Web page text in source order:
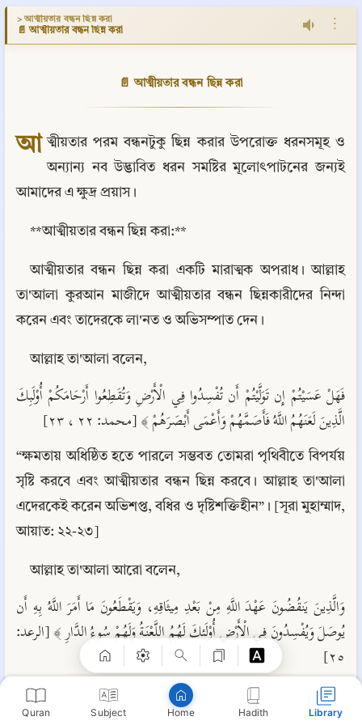
Quran Subject Home Hadith Library
> আত্মীয়তার বন্ধন ছিন্ন করা
📄 আত্মীয়তার বন্ধন ছিন্ন করা ⋮
📄 আত্মীয়তার বন্ধন ছিন্ন করা
আ ত্মীয়তার পরম বন্ধনটুকু ছিন্ন করার উপরোক্ত ধরনসমূহ ও
অন্যান্য নব উদ্ভাবিত ধরন সমষ্টির মূলোৎপাটনের জন্যই
আমাদের এ ক্ষুদ্র প্রয়াস।
**আত্মীয়তার বন্ধন ছিন্ন করা:**
আত্মীয়তার বন্ধন ছিন্ন করা একটি মারাত্মক অপরাধ। আল্লাহ
তা'আলা কুরআন মাজীদে আত্মীয়তার বন্ধন ছিন্নকারীদের নিন্দা
করেন এবং তাদেরকে লা'নত ও অভিসম্পাত দেন।
আল্লাহ তা'আলা বলেন,
الَّذِينَ لَعَنَهُمُ اللَّهُ فَأَصَمَّهُمْ وَأَعْمَى أَبْصَرَهُمْ ﴾ [محمد: ٢٢ ، ٢٣]
“ক্ষমতায় অধিষ্ঠিত হতে পারলে সম্ভবত তোমরা পৃথিবীতে বিপর্যয়
সৃষ্টি করবে এবং আত্মীয়তার বন্ধন ছিন্ন করবে। আল্লাহ তা'আলা
এদেরকেই করেন অভিশপ্ত, বধির ও দৃষ্টিশক্তিহীন”। [সূরা মুহাম্মাদ,
আয়াত: ২২-২৩]
আল্লাহ তা'আলা আরো বলেন,
٢٥]
“যারা আল্লাহ তা'আলাকে দেওয়া দৃঢ় অঙ্গীকার ভঙ্গ করে, যে
সম্পর্ক অক্ষুণ্ণ রাখতে আল্লাহ তা'আলা আদেশ করেছেন তা ছিন্ন
Copy